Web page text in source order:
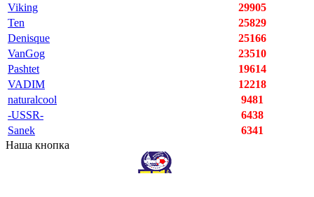
Viking
29905
Ten
25829
Denisque
25166
VanGog
23510
Pashtet
19614
VADIM
12218
naturalcool
9481
-USSR-
6438
Sanek
6341
Наша кнопка